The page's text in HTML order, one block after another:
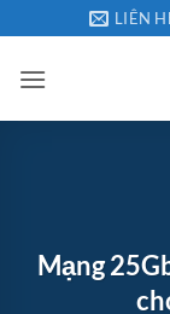
qua
nội
LIÊN
Mạng